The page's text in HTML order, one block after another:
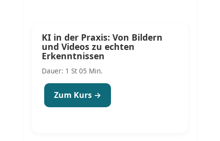
KI in der Praxis: Von Bildern
und Videos zu echten
Erkenntnissen
Dauer: 1 St 05 Min.
Zum Kurs →